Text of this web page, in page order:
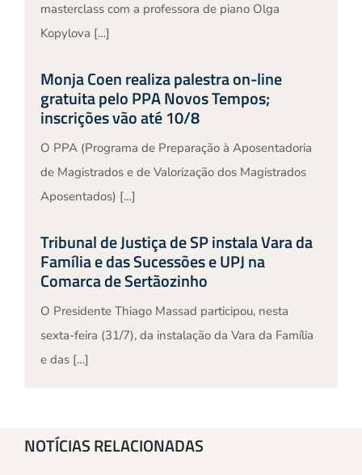
masterclass com a professora de piano Olga
Kopylova […]
Monja Coen realiza palestra on-line
gratuita pelo PPA Novos Tempos;
inscrições vão até 10/8
O PPA (Programa de Preparação à Aposentadoria
de Magistrados e de Valorização dos Magistrados
Aposentados) […]
Tribunal de Justiça de SP instala Vara da
Família e das Sucessões e UPJ na
Comarca de Sertãozinho
O Presidente Thiago Massad participou, nesta
sexta-feira (31/7), da instalação da Vara da Família
e das […]
NOTÍCIAS RELACIONADAS